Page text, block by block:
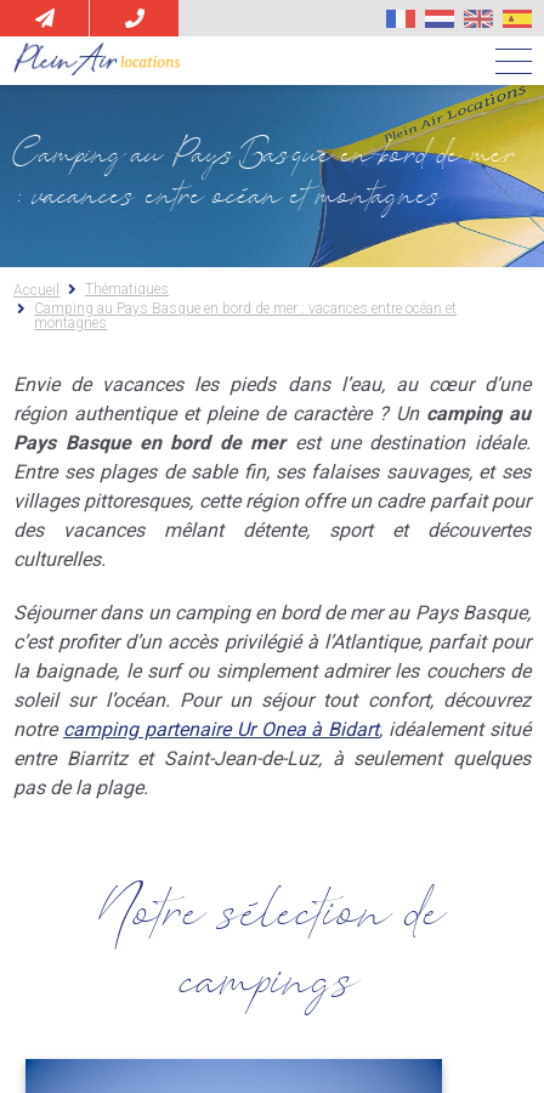
contenu
principal
Camping au Pays Basque en bord de mer
: vacances entre océan et montagnes
Accueil
Thématiques
Camping au Pays Basque en bord de mer : vacances entre océan et
montagnes
Envie de vacances les pieds dans l’eau, au cœur d’une
région authentique et pleine de caractère ? Un camping au
Pays Basque en bord de merest une destination idéale.
Entre ses plages de sable fin, ses falaises sauvages, et ses
villages pittoresques, cette région offre un cadre parfait pour
des vacances mêlant détente, sport et découvertes
culturelles.
Séjourner dans un camping en bord de mer au Pays Basque,
c’est profiter d’un accès privilégié à l’Atlantique, parfait pour
la baignade, le surf ou simplement admirer les couchers de
soleil sur l’océan. Pour un séjour tout confort, découvrez
notre camping partenaire Ur Onea à Bidart, idéalement situé
entre Biarritz et Saint-Jean-de-Luz, à seulement quelques
pas de la plage.
Notre sélection de
campings